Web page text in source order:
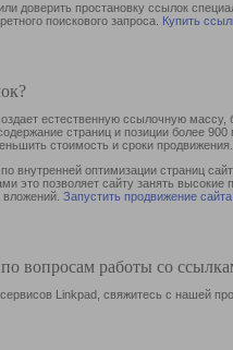
доверить простановку ссылок
поискового запроса. Купить
естественную ссылочную
страниц и позиции более
стоимость и сроки продвижения.
внутренней оптимизации страниц
это позволяет сайту занять
Запустить продвижение сайта
вопросам работы со
Linkpad, свяжитесь с нашей